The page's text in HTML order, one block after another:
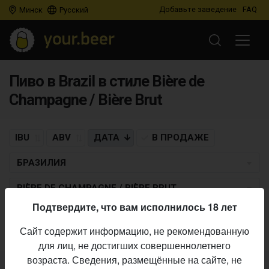
Минск Русский Добавьте заведение FAQ
Пиво в Brazil в стиле Bière de
Champagne / Bière Brut
IBU ABV ДАТА В ПРОДАЖЕ
БРАЗИЛИЯ
BIÈRE DE CHAMPAGNE / BIÈRE BRUT
Пиво по заданным критериям не найдено
Подтвердите, что вам исполнилось 18 лет
Сайт содержит информацию, не рекомендованную
для лиц, не достигших совершеннолетнего
возраста. Сведения, размещённые на сайте, не